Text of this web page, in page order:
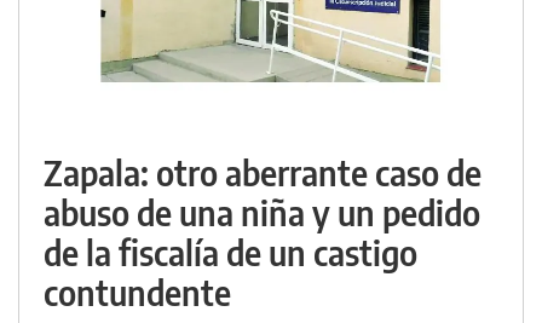
Zapala: otro aberrante caso de
abuso de una niña y un pedido
de la fiscalía de un castigo
contundente